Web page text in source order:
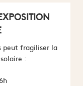
peut fragiliser la
: